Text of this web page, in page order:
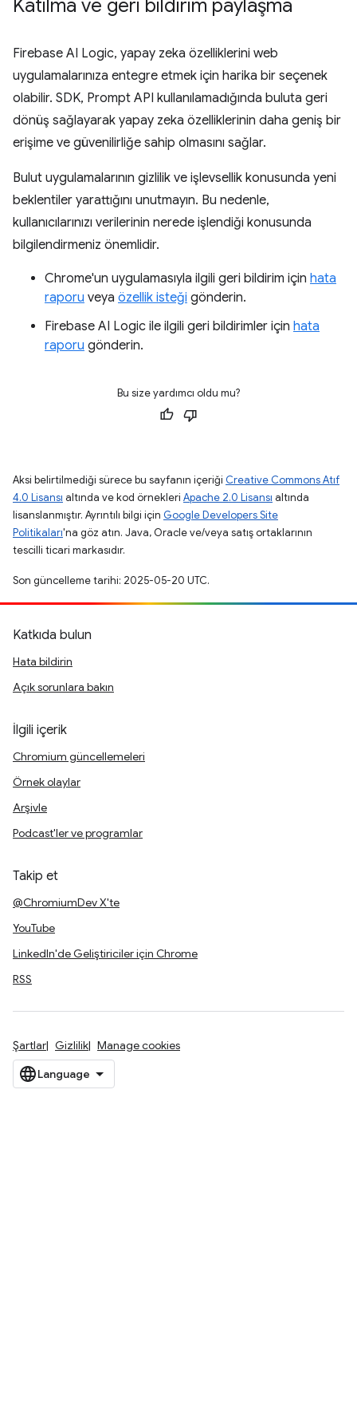
Katılma ve geri bildirim paylaşma
Firebase AI Logic, yapay zeka özelliklerini web
uygulamalarınıza entegre etmek için harika bir seçenek
olabilir. SDK, Prompt API kullanılamadığında buluta geri
dönüş sağlayarak yapay zeka özelliklerinin daha geniş bir
erişime ve güvenilirliğe sahip olmasını sağlar.
Bulut uygulamalarının gizlilik ve işlevsellik konusunda yeni
beklentiler yarattığını unutmayın. Bu nedenle,
kullanıcılarınızı verilerinin nerede işlendiği konusunda
bilgilendirmeniz önemlidir.
Chrome'un uygulamasıyla ilgili geri bildirim için hata
raporu veya özellik isteği gönderin.
Firebase AI Logic ile ilgili geri bildirimler için hata
raporu gönderin.
Bu size yardımcı oldu mu?
Aksi belirtilmediği sürece bu sayfanın içeriği Creative Commons Atıf
4.0 Lisansı altında ve kod örnekleri Apache 2.0 Lisansı altında
lisanslanmıştır. Ayrıntılı bilgi için Google Developers Site
Politikaları'na göz atın. Java, Oracle ve/veya satış ortaklarının
tescilli ticari markasıdır.
Son güncelleme tarihi: 2025-05-20 UTC.
Katkıda bulun
Hata bildirin
Açık sorunlara bakın
İlgili içerik
Chromium güncellemeleri
Örnek olaylar
Arşivle
Podcast'ler ve programlar
Takip et
@ChromiumDev X'te
YouTube
LinkedIn'de Geliştiriciler için Chrome
RSS
Şartlar Gizlilik Manage cookies